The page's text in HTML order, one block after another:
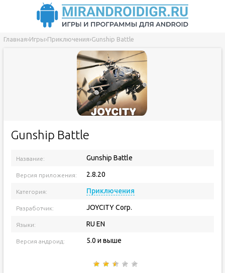
Главная›Игры›Приключения›Gunship Battle
Gunship Battle
Название: Gunship Battle
Версия приложения: 2.8.20
Категория: Приключения
Разработчик: JOYCITY Corp.
Языки: RU EN
Версия андроид: 5.0 и выше